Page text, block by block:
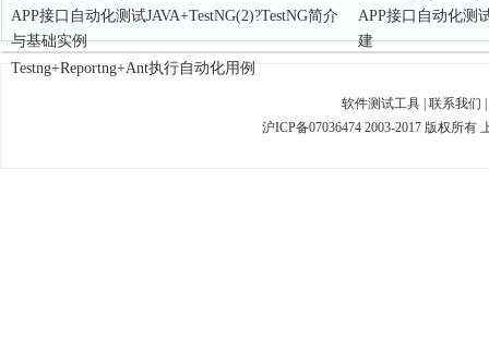
APP接口自动化测试JAVA+TestNG(2)?TestNG简介
与基础实例
APP接口自动化测
建
Testng+Reportng+Ant执行自动化用例
软件测试工具 联系我们
沪ICP备07036474 2003-2017 版权所有